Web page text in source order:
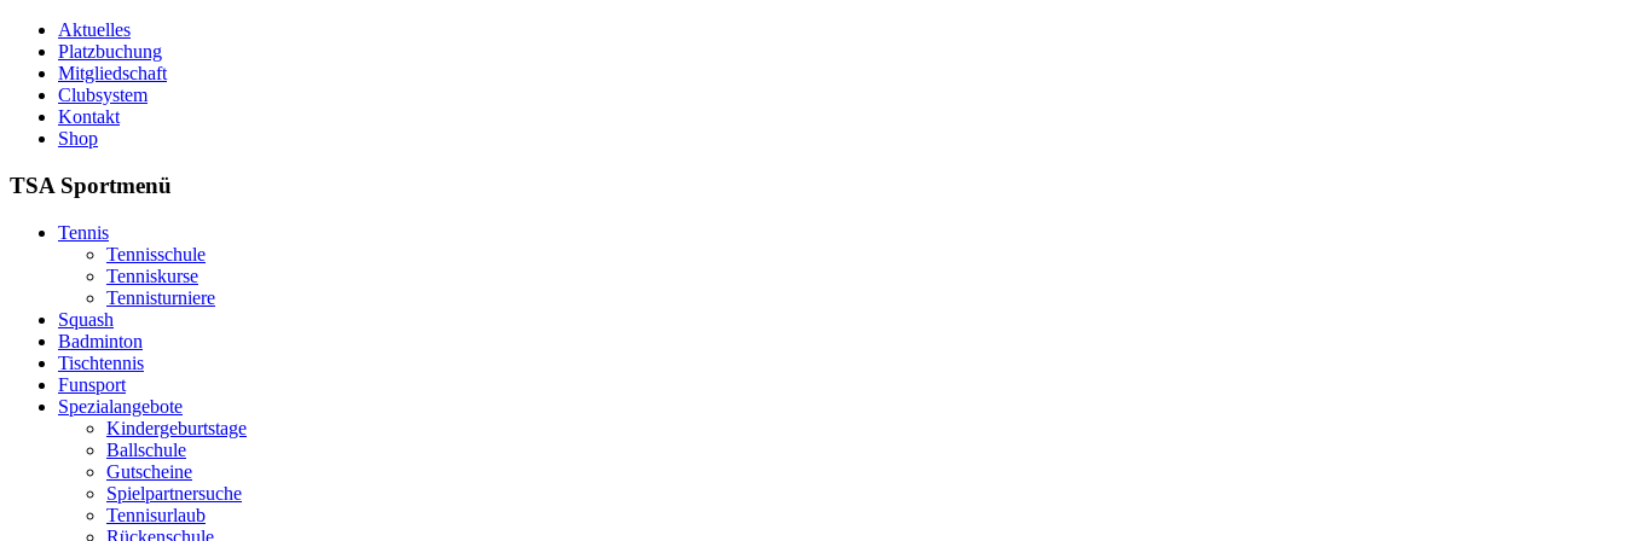
Aktuelles
Platzbuchung
Mitgliedschaft
Clubsystem
Kontakt
Shop
TSA Sportmenü
Tennis
Tennisschule
Tenniskurse
Tennisturniere
Squash
Badminton
Tischtennis
Funsport
Spezialangebote
Kindergeburtstage
Ballschule
Gutscheine
Spielpartnersuche
Tennisurlaub
Rückenschule